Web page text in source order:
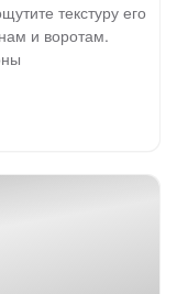
текстуру его
и воротам.